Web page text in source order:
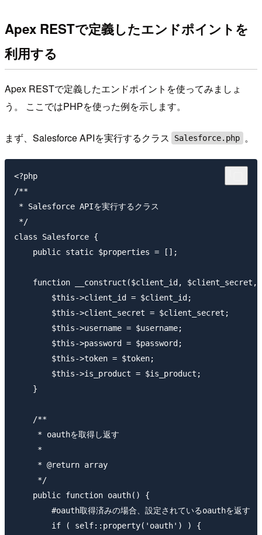
Apex RESTで定義したエンドポイントを
利用する
Apex RESTで定義したエンドポイントを使ってみましょ
う。 ここではPHPを使った例を示します。
まず、Salesforce APIを実行するクラス Salesforce.php 。
<?php
/**
* Salesforce APIを実行するクラス
*/
class Salesforce {
    public static $properties = [];
function __construct($client_id,
        $this->client_id = $client_id;
        $this->client_secret = $client_secret;
        $this->username = $username;
        $this->password = $password;
        $this->token = $token;
        $this->is_product = $is_product;
    }
    /**
     * oauthを取得し返す
     *
     * @return array
     */
    public function oauth() {
        #oauth取得済みの場合、設定されているoauthを返す
        if ( self::property('oauth') ) {